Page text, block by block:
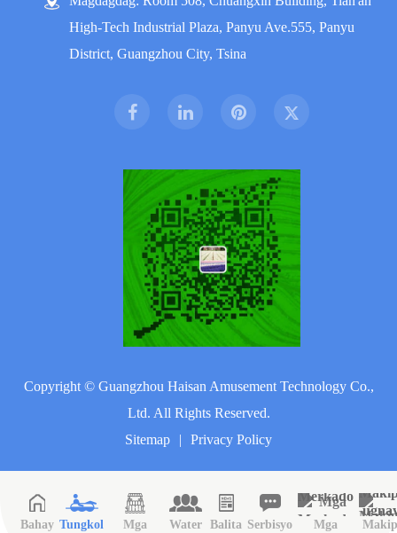
High-Tech Industrial Plaza, Panyu Ave.555, Panyu
District, Guangzhou City, Tsina
Copyright © Guangzhou Haisan Amusement Technology Co.,
Ltd. All Rights Reserved.
Sitemap
| Privacy Policy
Bahay Tungkol Mga Water Balita Serbisyo Mga